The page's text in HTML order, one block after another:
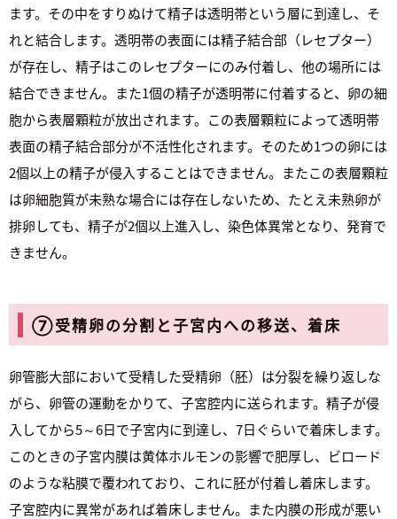
ます。その中をすりぬけて精子は透明帯という層に到達し、そ
れと結合します。透明帯の表面には精子結合部（レセプター）
が存在し、精子はこのレセプターにのみ付着し、他の場所には
結合できません。また1個の精子が透明帯に付着すると、卵の細
胞から表層顆粒が放出されます。この表層顆粒によって透明帯
表面の精子結合部分が不活性化されます。そのため1つの卵には
2個以上の精子が侵入することはできません。またこの表層顆粒
は卵細胞質が未熟な場合には存在しないため、たとえ未熟卵が
排卵しても、精子が2個以上進入し、染色体異常となり、発育で
きません。
⑦受精卵の分割と子宮内への移送、着床
卵管膨大部において受精した受精卵（胚）は分裂を繰り返しな
がら、卵管の運動をかりて、子宮腔内に送られます。精子が侵
入してから5～6日で子宮内に到達し、7日ぐらいで着床します。
このときの子宮内膜は黄体ホルモンの影響で肥厚し、ビロード
のような粘膜で覆われており、これに胚が付着し着床します。
子宮腔内に異常があれば着床しません。また内膜の形成が悪い